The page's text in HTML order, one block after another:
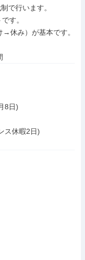
で行います。
す。
休み）が基本です。
8日)
ス休暇2日)